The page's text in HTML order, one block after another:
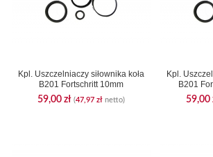
Kpl. Uszczelniaczy siłownika koła
B201 Fortschritt 10mm
59,00 zł (47,97 zł netto)
Kpl.
B201
59,00